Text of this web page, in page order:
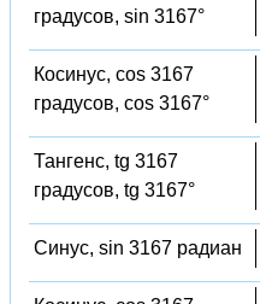
градусов, sin 3167°
Косинус, cos 3167
градусов, cos 3167°
Тангенс, tg 3167
градусов, tg 3167°
Синус, sin 3167 радиан